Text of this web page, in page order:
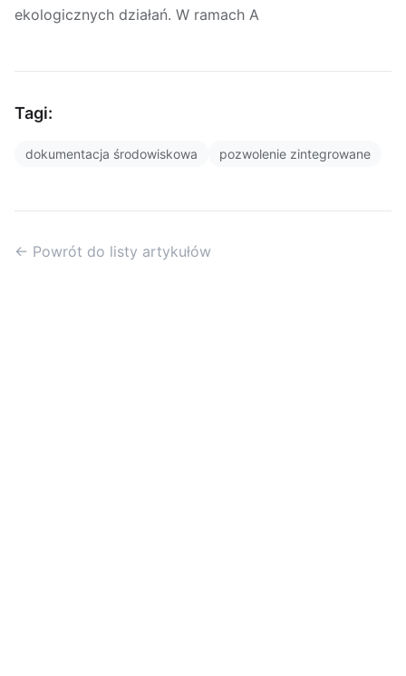
ekologicznych działań. W ramach A
Tagi:
dokumentacja środowiskowa pozwolenie zintegrowane
← Powrót do listy artykułów